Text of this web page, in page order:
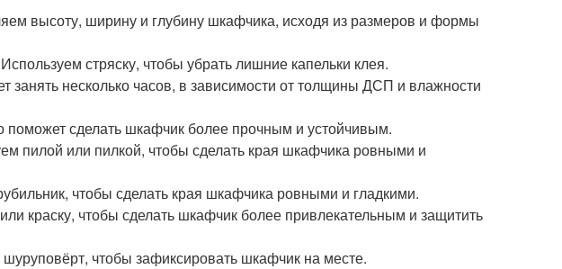
высоту, ширину и глубину шкафчика, исходя из размеров и формы
стряску, чтобы убрать лишние капельки клея.
занять несколько часов, в зависимости от толщины ДСП и влажности
сделать шкафчик более прочным и устойчивым.
пилой или пилкой, чтобы сделать края шкафчика ровными и
чтобы сделать края шкафчика ровными и гладкими.
краску, чтобы сделать шкафчик более привлекательным и защитить
чтобы зафиксировать шкафчик на месте.